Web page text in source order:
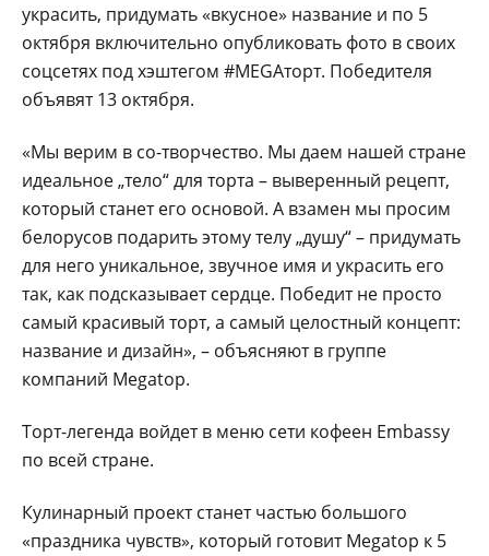
украсить, придумать «вкусное» название и по 5
октября включительно опубликовать фото в своих
соцсетях под хэштегом #MEGAторт. Победителя
объявят 13 октября.
«Мы верим в со-творчество. Мы даем нашей стране
идеальное „тело“ для торта – выверенный рецепт,
который станет его основой. А взамен мы просим
белорусов подарить этому телу „душу“ – придумать
для него уникальное, звучное имя и украсить его
так, как подсказывает сердце. Победит не просто
самый красивый торт, а самый целостный концепт:
название и дизайн», – объясняют в группе
компаний Megatop.
Торт-легенда войдет в меню сети кофеен Embassy
по всей стране.
Кулинарный проект станет частью большого
«праздника чувств», который готовит Megatop к 5